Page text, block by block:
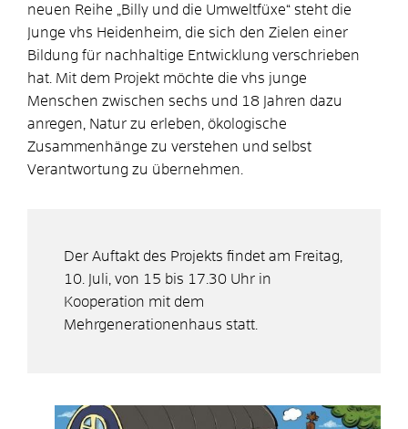
neuen Reihe „Billy und die Umweltfüxe“ steht die
Junge vhs Heidenheim, die sich den Zielen einer
Bildung für nachhaltige Entwicklung verschrieben
hat. Mit dem Projekt möchte die vhs junge
Menschen zwischen sechs und 18 Jahren dazu
anregen, Natur zu erleben, ökologische
Zusammenhänge zu verstehen und selbst
Verantwortung zu übernehmen.
Der Auftakt des Projekts findet am Freitag,
10. Juli, von 15 bis 17.30 Uhr in
Kooperation mit dem
Mehrgenerationenhaus statt.